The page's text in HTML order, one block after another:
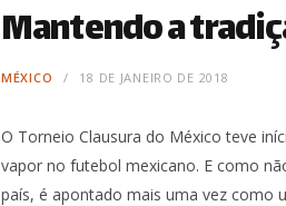
Mantendo a
MÉXICO 18 DE JANEIRO DE 2018
O Torneio Clausura do México teve
vapor no futebol mexicano. E como
país, é apontado mais uma vez como